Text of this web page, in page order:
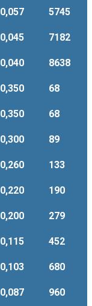
0,057
5745
0,045
7182
0,040
8638
0,350
68
0,350
68
0,300
89
0,260
133
0,220
190
0,200
279
0,115
452
0,103
680
0,087
960